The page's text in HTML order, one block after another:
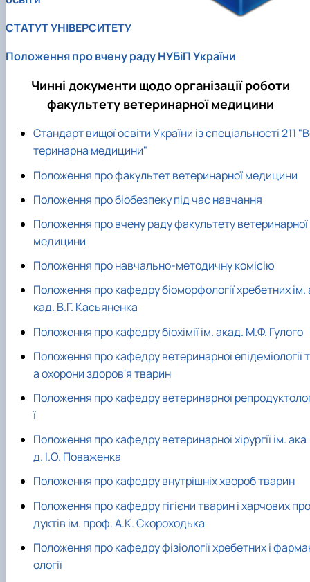
факультетом ветеринарної медицини …
Вступ 2021 рік
Вступ 2020 рік
Вступ 2019 рік
Вступ 2018 рік
СТАТУТ УНІВЕРСИТЕТУ
Положення про вчену раду НУБіП України
Чинні документи щодо організації роботи
факультету ветеринарної медицини
Стандарт вищої освіти України із спеціальності 211
теринарна медицини"
Положення про факультет ветеринарної медицини
Положення про біобезпеку під час навчання
Положення про вчену раду факультету ветеринарної
медицини
Положення про навчально-методичну комісію
Положення про кафедру біоморфології хребетних ім.
кад. В.Г. Касьяненка
Положення про кафедру біохімії ім. акад. М.Ф. Гулого
Положення про кафедру ветеринарної епідеміології т
а охорони здоров'я тварин
Положення про кафедру ветеринарної
ї
Положення про кафедру ветеринарної хірургії ім. ака
д. І.О. Поваженка
Положення про кафедру внутрішніх хвороб тварин
Положення про кафедру гігієни тварин і харчових про
дуктів ім. проф. А.К. Скороходька
Положення про кафедру фізіології хребетних і
ології